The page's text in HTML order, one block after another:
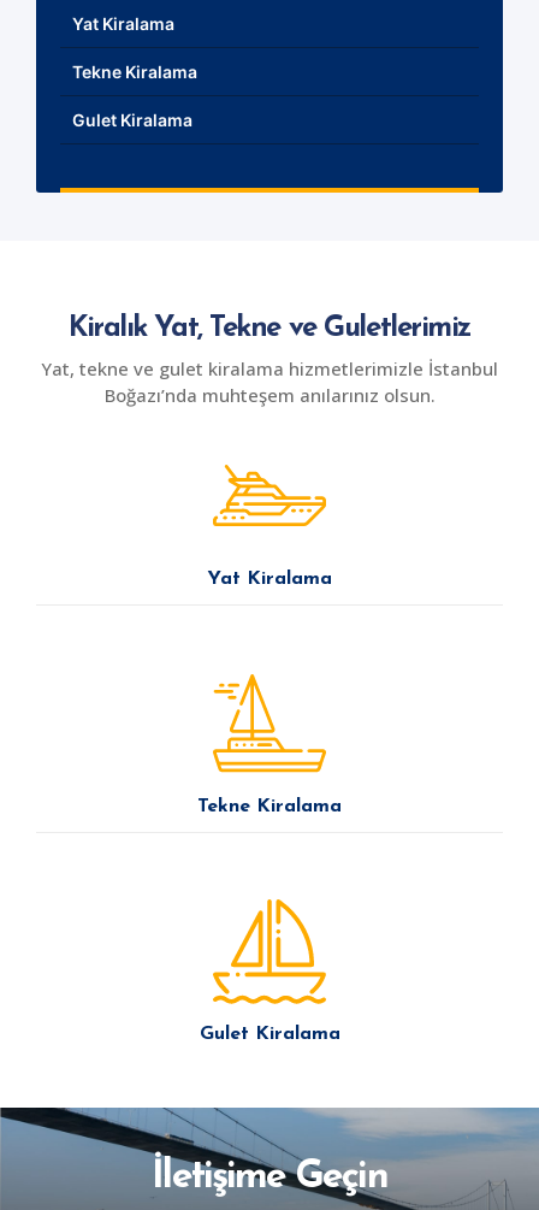
Yat Kiralama
Tekne Kiralama
Gulet Kiralama
Kiralık Yat, Tekne ve Guletlerimiz
Yat, tekne ve gulet kiralama hizmetlerimizle İstanbul
Boğazı’nda muhteşem anılarınız olsun.
Yat Kiralama
Tekne Kiralama
Gulet Kiralama
İletişime Geçin